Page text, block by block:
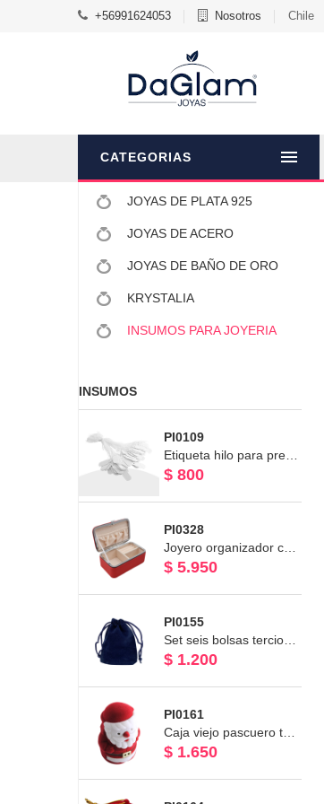
+56991624053 Nosotros Chile
CATEGORIAS
JOYAS DE PLATA 925
JOYAS DE ACERO
JOYAS DE BAÑO DE ORO
KRYSTALIA
INSUMOS PARA JOYERIA
INSUMOS
PI0109
$ 800
PI0328
$ 5.950
PI0155
$ 1.200
PI0161
$ 1.650